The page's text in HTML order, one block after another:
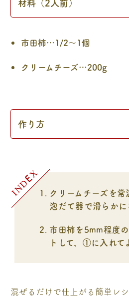
市田柿…1/2～1個
クリームチーズ…200g
作り方
クリームチーズを常
泡だて器で滑らか
市田柿を5mm程度
トして、①に入れて
混ぜるだけで仕上がる簡単レシ